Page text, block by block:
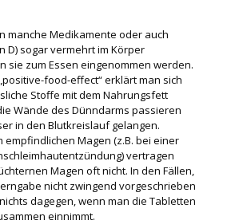
manche Medikamente oder auch
D) sogar vermehrt im Körper
sie zum Essen eingenommen werden.
food-effect“ erklärt man sich
Stoffe mit dem Nahrungsfett
Wände des Dünndarms passieren
in den Blutkreislauf gelangen.
empfindlichen Magen (z.B. bei einer
vertragen
Magen oft nicht. In den Fällen,
nicht zwingend vorgeschrieben
dagegen, wenn man die Tabletten
einnimmt.